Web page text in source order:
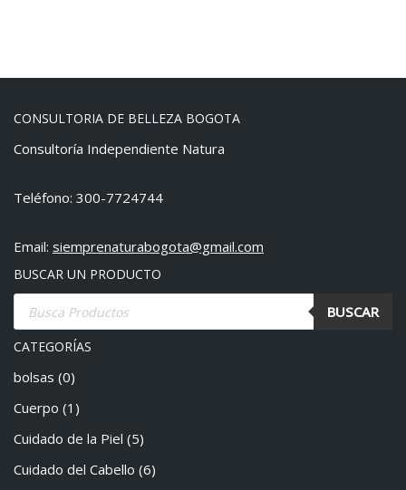
CONSULTORIA DE BELLEZA BOGOTA
Consultoría Independiente Natura
Teléfono: 300-7724744
Email: siemprenaturabogota@gmail.com
BUSCAR UN PRODUCTO
BUSCAR
CATEGORÍAS
bolsas (0)
Cuerpo (1)
Cuidado de la Piel (5)
Cuidado del Cabello (6)